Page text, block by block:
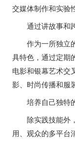
交媒体制作和实验
通过讲故事和
作为一所独立
具特色，通过定期
电影和银幕艺术交
影、时尚传播和服
培养自己独特
除实践技能外
用、观众的多平台